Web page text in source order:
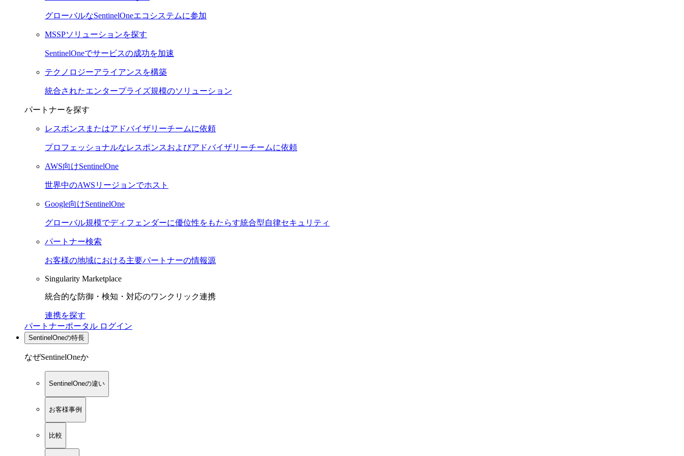
グローバルなSentinelOneエコシステムに参加
MSSPソリューションを探す
SentinelOneでサービスの成功を加速
テクノロジーアライアンスを構築
統合されたエンタープライズ規模のソリューション
パートナーを探す
レスポンスまたはアドバイザリーチームに依頼
プロフェッショナルなレスポンスおよびアドバイザリーチームに依頼
AWS向けSentinelOne
世界中のAWSリージョンでホスト
Google向けSentinelOne
グローバル規模でディフェンダーに優位性をもたらす統合型自律セキュリティ
パートナー検索
お客様の地域における主要パートナーの情報源
Singularity Marketplace
統合的な防御・検知・対応のワンクリック連携
連携を探す
パートナーポータル ログイン
SentinelOneの特長
なぜSentinelOneか
SentinelOneの違い
お客様事例
比較